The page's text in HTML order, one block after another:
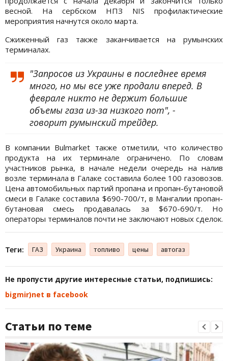
весной. На сербском НПЗ NIS профилактические
мероприятия начнутся около марта.
Сжиженный газ также заканчивается на румынских
терминалах.
"Запросов из Украины в последнее время
много, но мы все уже продали вперед. В
феврале никто не держит большие
объемы газа из-за низкого пот", -
говорит румынский трейдер.
В компании Bulmarket также отметили, что количество
продукта на их терминале ограничено. По словам
участников рынка, в начале недели очередь на налив
возле терминала в Галаке составила более 100 газовозов.
Цена автомобильных партий пропана и пропан-бутановой
смеси в Галаке составила $690-700/т, в Мангалии пропан-
бутановая смесь продавалась за $670-690/т. Но
операторы терминалов почти не заключают новых сделок.
Теги: ГАЗ Украина топливо цены автогаз
Не пропусти другие интересные статьи, подпишись:
bigmir)net в facebook
Статьи по теме